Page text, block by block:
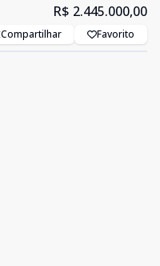
R$ 2.445.000,00
Compartilhar Favorito